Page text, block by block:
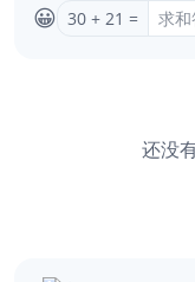
😀 30 + 21 =
还没